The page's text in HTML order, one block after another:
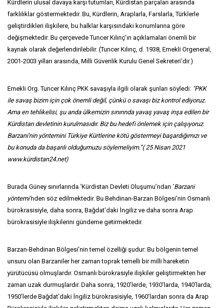
Kürdlerin ulusal davaya karşı tutumları, Kürdistan parçaları arasında
farklılıklar göstermektedir. Bu, Kürdlerin, Araplarla, Farslarla, Türklerle
geliştirdikleri ilişkilere, bu halklar karşısındaki konumlarına göre
değişmektedir. Bu çerçevede Tuncer Kılınç’ın açıklamaları önemli bir
kaynak olarak değerlendirilebilir. (Tuncer Kılınç, d. 1938, Emekli Orgeneral,
2001-2003 yılları arasında, Milli Güvenlik Kurulu Genel Sekreteri’dir.)
Emekli Org. Tuncer Kılınç PKK savaşıyla ilgili olarak şunları söyledi: "PKK
ile savaş bizim için çok önemli değil, çünkü o savaşı biz kontrol ediyoruz.
Ama en tehlikelisi, şu anda ülkemizin sınırında yavaş yavaş inşa edilen bir
Kürdistan devletinin kurulmasıdır. Biz bu hedefi önlemek için çalışıyoruz.
Barzani'nin yöntemini Türkiye Kürtlerine kötü göstermeyi başardığımızı ve
bu konuda da başarılı olduğumuzu söylemeliyim.”( 25 Nisan 2021
www.kürdistan24.net)
Burada Güney sınırlarında ‘Kürdistan Devleti Oluşumu’ndan ‘Barzani
yöntemi’nden söz edilmektedir. Bu Behdinan-Barzan Bölgesi’nin Osmanlı
bürokrasisiyle, daha sonra, Bağdat’daki İngiliz ve daha sonra Arap
bürokrasisiyle ilişkilerini gündeme getirmektedir.
Barzan-Behdinan Bölgesi’nin temel özelliği şudur: Bu bölgenin temel
unsuru olan Barzaniler her zaman toprak temelli bir milli hareketin
yürütücüsü olmuşlardır. Osmanlı bürokrasiyle ilişkiler geliştirmekten her
zaman uzak durmuşlardır. Daha sonra, 1920’lerde, 1930’larda, 1940’larda,
1950’lerde Bağdat’daki İngiliz bürokrasisiyle, 1960’lardan sonra da Arap